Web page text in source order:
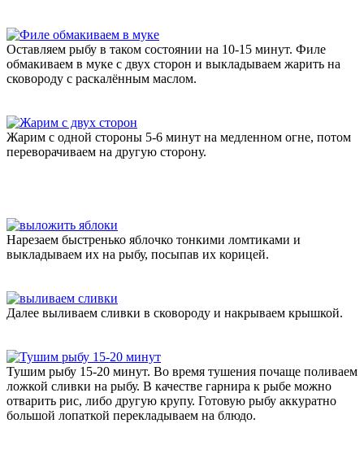
Оставляем рыбу в таком состоянии на 10-15 минут. Филе
обмакиваем в муке с двух сторон и выкладываем жарить на
сковороду с раскалённым маслом.
Жарим с одной стороны 5-6 минут на медленном огне, потом
переворачиваем на другую сторону.
Нарезаем быстренько яблочко тонкими ломтиками и
выкладываем их на рыбу, посыпав их корицей.
Далее выливаем сливки в сковороду и накрываем крышкой.
Тушим рыбу 15-20 минут. Во время тушения почаще поливаем
ложкой сливки на рыбу. В качестве гарнира к рыбе можно
отварить рис, либо другую крупу. Готовую рыбу аккуратно
большой лопаткой перекладываем на блюдо.